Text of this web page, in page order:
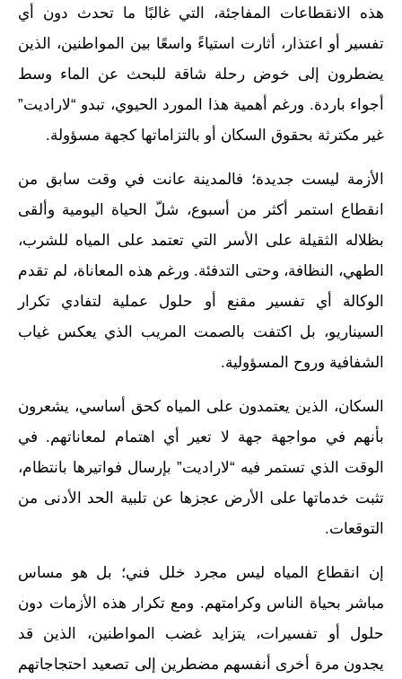
هذه الانقطاعات المفاجئة، التي غالبًا ما تحدث دون أي
تفسير أو اعتذار، أثارت استياءً واسعًا بين المواطنين، الذين
يضطرون إلى خوض رحلة شاقة للبحث عن الماء وسط
أجواء باردة. ورغم أهمية هذا المورد الحيوي، تبدو “لاراديت”
غير مكترثة بحقوق السكان أو بالتزاماتها كجهة مسؤولة.
الأزمة ليست جديدة؛ فالمدينة عانت في وقت سابق من
انقطاع استمر أكثر من أسبوع، شلّ الحياة اليومية وألقى
بظلاله الثقيلة على الأسر التي تعتمد على المياه للشرب،
الطهي، النظافة، وحتى التدفئة. ورغم هذه المعاناة، لم تقدم
الوكالة أي تفسير مقنع أو حلول عملية لتفادي تكرار
السيناريو، بل اكتفت بالصمت المريب الذي يعكس غياب
الشفافية وروح المسؤولية.
السكان، الذين يعتمدون على المياه كحق أساسي، يشعرون
بأنهم في مواجهة جهة لا تعير أي اهتمام لمعاناتهم. في
الوقت الذي تستمر فيه “لاراديت” بإرسال فواتيرها بانتظام،
تثبت خدماتها على الأرض عجزها عن تلبية الحد الأدنى من
التوقعات.
إن انقطاع المياه ليس مجرد خلل فني؛ بل هو مساس
مباشر بحياة الناس وكرامتهم. ومع تكرار هذه الأزمات دون
حلول أو تفسيرات، يتزايد غضب المواطنين، الذين قد
يجدون مرة أخرى أنفسهم مضطرين إلى تصعيد احتجاجاتهم